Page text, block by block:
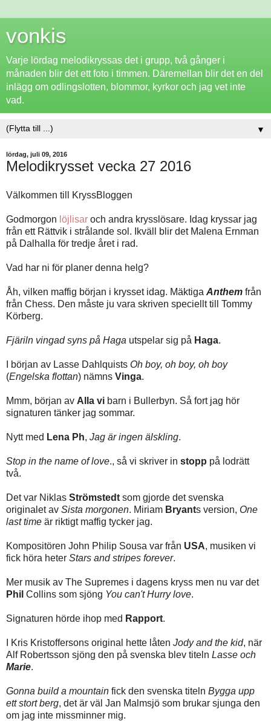
vonkis
Varje lördag melodikryssas det i grupp, två gånger i
månaden blir det ett foto i timmen. Däremellan blir det en del
inlägg om odlingslotten, blommor, kyrkor och jag vet inte
vad.
▼
lördag, juli 09, 2016
Melodikrysset vecka 27 2016
Välkommen till KryssBloggen
Godmorgon löjlisar och andra krysslösare. Idag kryssar jag
från ett Rättvik i strålande sol. Ikväll blir det Malena Ernman
på Dalhalla för tredje året i rad.
Vad har ni för planer denna helg?
Åh, vilken maffig början i krysset idag. Mäktiga Anthem från
från Chess. Den måste ju vara skriven speciellt till Tommy
Körberg.
Fjäriln vingad syns på Haga utspelar sig på Haga.
I början av Lasse Dahlquists Oh boy, oh boy, oh boy
(Engelska flottan) nämns Vinga.
Mmm, början av Alla vi barn i Bullerbyn. Så fort jag hör
signaturen tänker jag sommar.
Nytt med Lena Ph, Jag är ingen älskling.
Stop in the name of love., så vi skriver in stopp på lodrätt
två.
Det var Niklas Strömstedt som gjorde det svenska
originalet av Sista morgonen. Miriam Bryants version, One
last time är riktigt maffig tycker jag.
Kompositören John Philip Sousa var från USA, musiken vi
fick höra heter Stars and stripes forever.
Mer musik av The Supremes i dagens kryss men nu var det
Phil Collins som sjöng You can't Hurry love.
Signaturen hörde ihop med Rapport.
I Kris Kristoffersons original hette låten Jody and the kid, när
Alf Robertsson sjöng den på svenska blev titeln Lasse och
Marie.
Gonna build a mountain fick den svenska titeln Bygga upp
ett stort berg, det är väl Jan Malmsjö som brukar sjunga den
om jag inte missminner mig.